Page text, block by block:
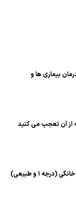
بیماری‌ ها و
از آن تعجب می کنید
1 و طبیعی)